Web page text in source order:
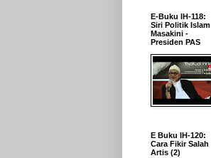
E-Buku IH-118:
Siri Politik Islam
Masakini -
Presiden PAS
E Buku IH-120:
Cara Fikir Salah
Artis (2)